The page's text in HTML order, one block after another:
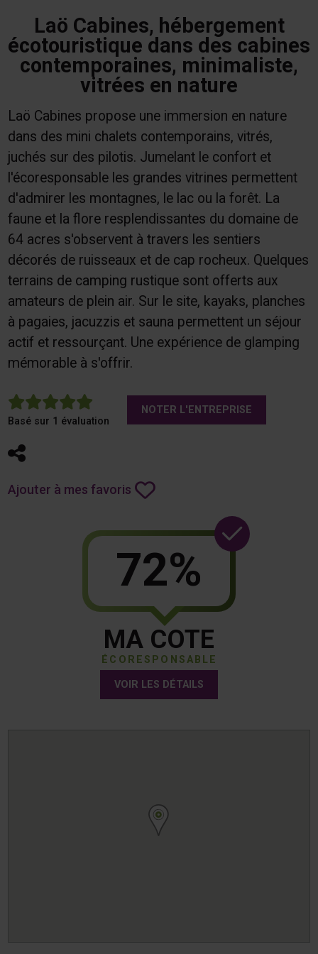
Laö Cabines, hébergement
écotouristique dans des cabines
contemporaines, minimaliste,
vitrées en nature
Laö Cabines propose une immersion en nature
dans des mini chalets contemporains, vitrés,
juchés sur des pilotis. Jumelant le confort et
l'écoresponsable les grandes vitrines permettent
d'admirer les montagnes, le lac ou la forêt. La
faune et la flore resplendissantes du domaine de
64 acres s'observent à travers les sentiers
décorés de ruisseaux et de cap rocheux. Quelques
terrains de camping rustique sont offerts aux
amateurs de plein air. Sur le site, kayaks, planches
à pagaies, jacuzzis et sauna permettent un séjour
actif et ressourçant. Une expérience de glamping
mémorable à s'offrir.
5
Basé sur 1 évaluation
NOTER L'ENTREPRISE
Partager
Ajouter à mes favoris
72%
MA COTE
ÉCORESPONSABLE
VOIR LES DÉTAILS